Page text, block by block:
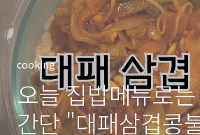
cooking
오늘 집밥메뉴로
간단 "대패삼겹콩